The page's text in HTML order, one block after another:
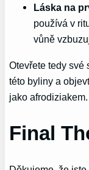
Láska na
používá v
vůně
Otevřete tedy své
této byliny a
jako afrodiziakem.
Final